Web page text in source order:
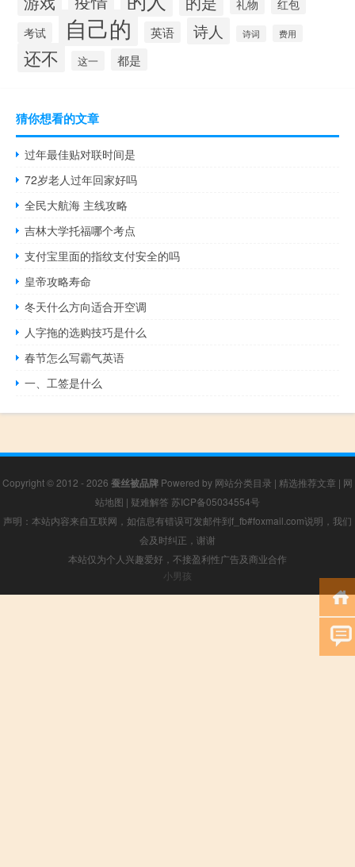
礼物
红包
考试
自己的 英语 诗人 诗词 费用
还不 这一 都是
猜你想看的文章
过年最佳贴对联时间是
72岁老人过年回家好吗
全民大航海 主线攻略
吉林大学托福哪个考点
支付宝里面的指纹支付安全的吗
皇帝攻略寿命
冬天什么方向适合开空调
人字拖的选购技巧是什么
春节怎么写霸气英语
一、工签是什么
Copyright © 2012 - 2026 蚕丝被品牌 Powered by 网站分类目录 | 精选推荐文章 | 网
站地图 | 疑难解答 苏ICP备05034554号
声明：本站内容来自互联网，如信息有错误可发邮件到f_fb#foxmail.com说明，我们
会及时纠正，谢谢
本站仅为个人兴趣爱好，不接盈利性广告及商业合作
小男孩